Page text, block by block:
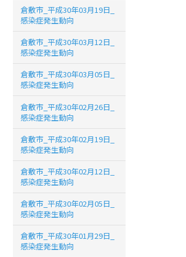
倉敷市_平成30年03月19日_
感染症発生動向
倉敷市_平成30年03月12日_
感染症発生動向
倉敷市_平成30年03月05日_
感染症発生動向
倉敷市_平成30年02月26日_
感染症発生動向
倉敷市_平成30年02月19日_
感染症発生動向
倉敷市_平成30年02月12日_
感染症発生動向
倉敷市_平成30年02月05日_
感染症発生動向
倉敷市_平成30年01月29日_
感染症発生動向